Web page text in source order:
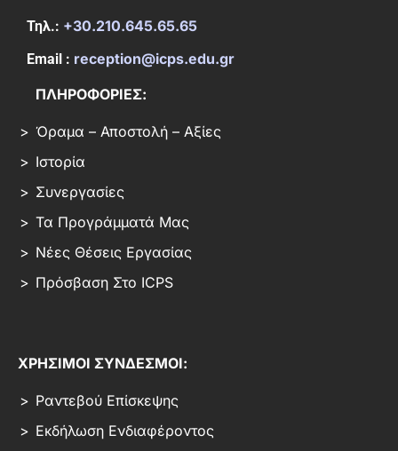
Τηλ.: +30.210.645.65.65
Email : reception@icps.edu.gr
ΠΛΗΡΟΦΟΡΙΕΣ:
Όραμα – Αποστολή – Αξίες
Ιστορία
Συνεργασίες
Τα Προγράμματά Μας
Νέες Θέσεις Εργασίας
Πρόσβαση Στο ICPS
ΧΡΗΣΙΜΟΙ ΣΥΝΔΕΣΜΟΙ:
Ραντεβού Επίσκεψης
Εκδήλωση Ενδιαφέροντος